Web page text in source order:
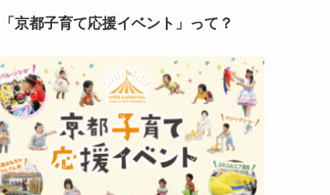
「京都子育て応援イベント」って？